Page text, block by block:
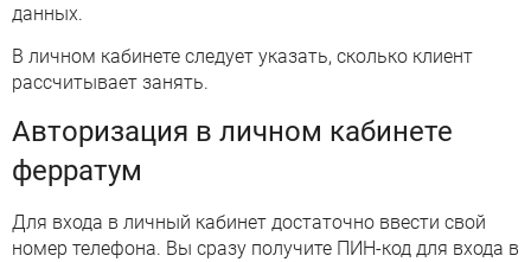
данных.
В личном кабинете следует указать, сколько клиент
рассчитывает занять.
Авторизация в личном кабинете
ферратум
Для входа в личный кабинет достаточно ввести свой
номер телефона. Вы сразу получите ПИН-код для входа в